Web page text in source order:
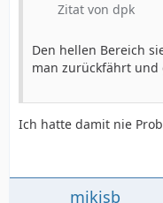
Zitat von dpk
Den hellen Bereich
man zurückfährt und
Ich hatte damit nie
mikisb